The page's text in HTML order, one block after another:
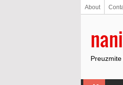
About